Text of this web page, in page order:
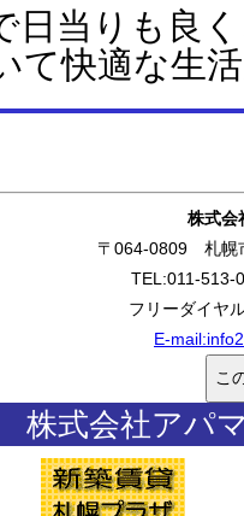
当りも良
て快適な生
株式会
〒064-0809 札幌
TEL:011-
フリーダイヤ
E-mail:
株式会社アパ